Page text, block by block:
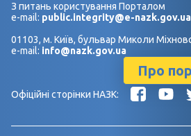
З питань користування Порталом
e-mail: public.integrity@e-nazk.gov.ua
01103, м. Київ, бульвар Миколи
e-mail: info@nazk.gov.ua
Про
Офіційні сторінки НАЗК: